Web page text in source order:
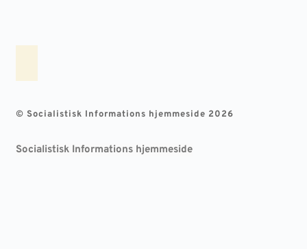
© Socialistisk Informations hjemmeside 2026
Socialistisk Informations hjemmeside